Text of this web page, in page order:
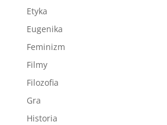
Etyka
Eugenika
Feminizm
Filmy
Filozofia
Gra
Historia